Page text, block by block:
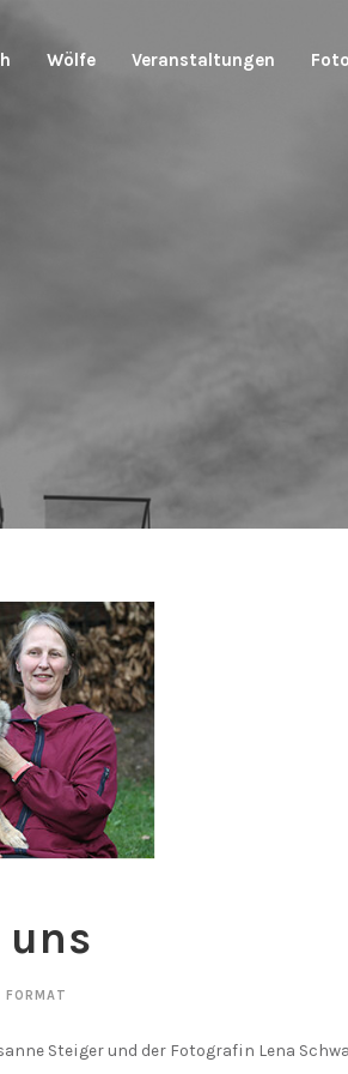
Wölfe Veranstaltungen
uns
FORMAT
Steiger und der Fotografin Lena